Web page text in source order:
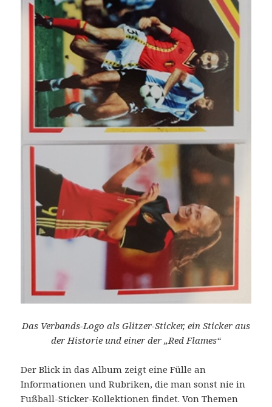
Das Verbands-Logo als Glitzer-Sticker, ein Sticker aus
der Historie und einer der „Red Flames“
Der Blick in das Album zeigt eine Fülle an
Informationen und Rubriken, die man sonst nie in
Fußball-Sticker-Kollektionen findet. Von Themen